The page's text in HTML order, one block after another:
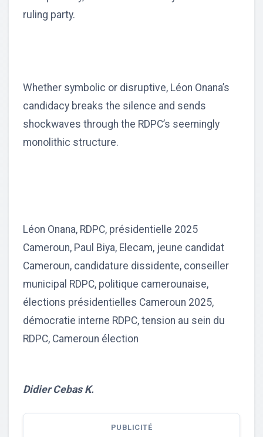
ruling party.
Whether symbolic or disruptive, Léon Onana’s
candidacy breaks the silence and sends
shockwaves through the RDPC’s seemingly
monolithic structure.
Léon Onana, RDPC, présidentielle 2025
Cameroun, Paul Biya, Elecam, jeune candidat
Cameroun, candidature dissidente, conseiller
municipal RDPC, politique camerounaise,
élections présidentielles Cameroun 2025,
démocratie interne RDPC, tension au sein du
RDPC, Cameroun élection
Didier Cebas K.
PUBLICITÉ